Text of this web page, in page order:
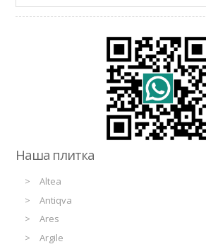
Наша плитка
Altea
Antiqva
Ares
Argile